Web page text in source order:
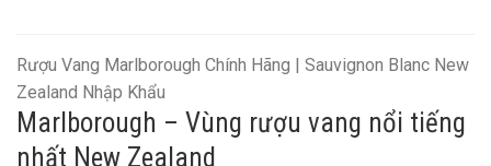
Rượu Vang Marlborough Chính Hãng | Sauvignon Blanc New
Zealand Nhập Khẩu
Marlborough – Vùng rượu vang nổi tiếng
nhất New Zealand